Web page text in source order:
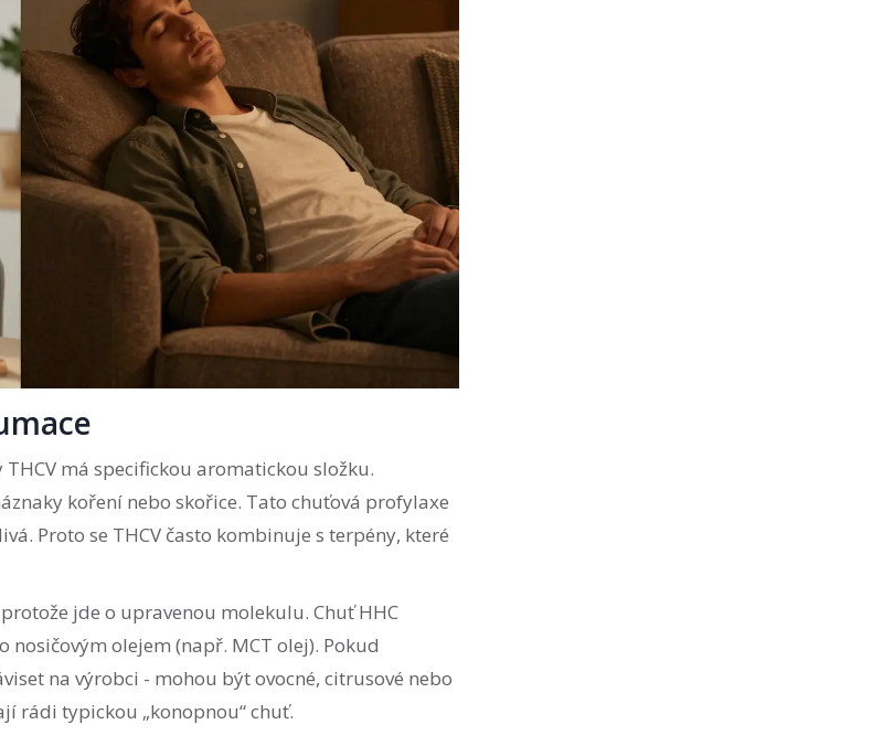
má specifickou aromatickou složku.
koření nebo skořice. Tato chuťová profylaxe
Proto se THCV často kombinuje s terpény, které
jde o upravenou molekulu. Chuť HHC
olejem (např. MCT olej). Pokud
na výrobci - mohou být ovocné, citrusové nebo
rádi typickou „konopnou“ chuť.